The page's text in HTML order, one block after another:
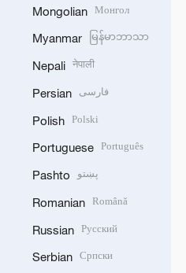
Mongolian Монгол
Myanmar မြန်မာဘာသာ
Nepali नेपाली
Persian فارسی
Polish Polski
Portuguese Português
Pashto پښتو
Romanian Română
Russian Русский
Serbian Српски